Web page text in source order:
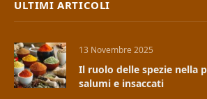
ULTIMI ARTICOLI
13 Novembre 2025
Il ruolo delle spezie nella
salumi e insaccati